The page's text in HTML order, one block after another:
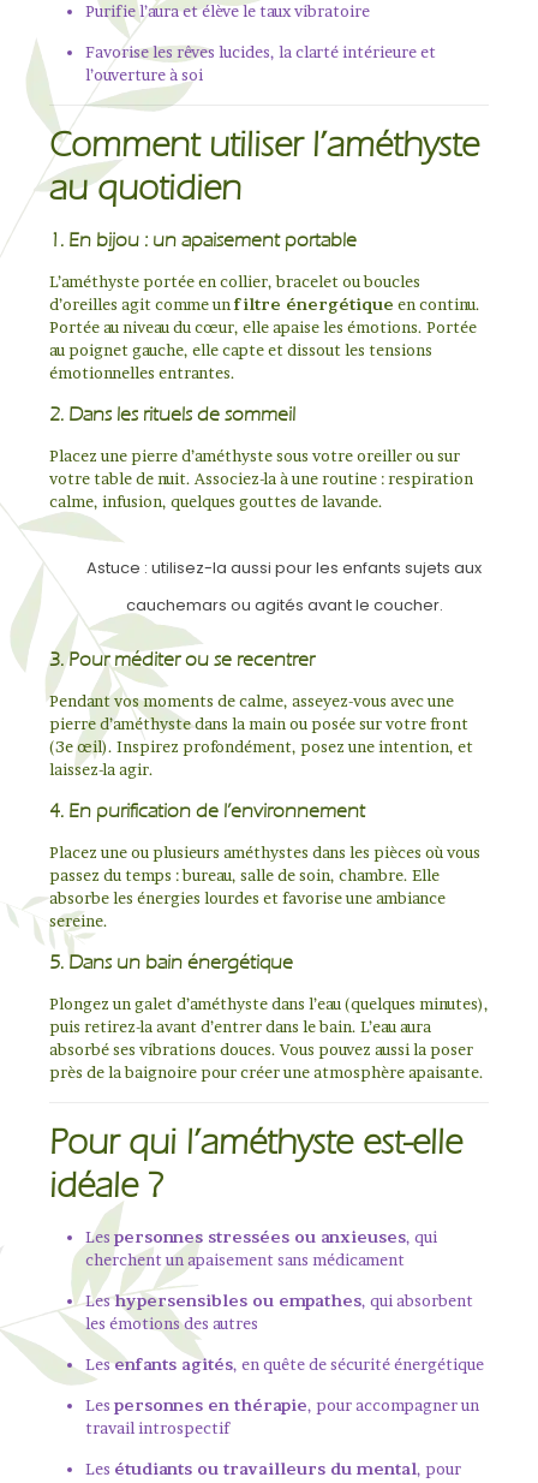
Purifie l’aura et élève le taux vibratoire
Favorise les rêves lucides, la clarté intérieure et
l’ouverture à soi
Comment utiliser l’améthyste
au quotidien
1. En bijou : un apaisement portable
L’améthyste portée en collier, bracelet ou boucles
d’oreilles agit comme un filtre énergétique en continu.
Portée au niveau du cœur, elle apaise les émotions. Portée
au poignet gauche, elle capte et dissout les tensions
émotionnelles entrantes.
2. Dans les rituels de sommeil
Placez une pierre d’améthyste sous votre oreiller ou sur
votre table de nuit. Associez-la à une routine : respiration
calme, infusion, quelques gouttes de lavande.
Astuce : utilisez-la aussi pour les enfants sujets aux
cauchemars ou agités avant le coucher.
3. Pour méditer ou se recentrer
Pendant vos moments de calme, asseyez-vous avec une
pierre d’améthyste dans la main ou posée sur votre front
(3e œil). Inspirez profondément, posez une intention, et
laissez-la agir.
4. En purification de l’environnement
Placez une ou plusieurs améthystes dans les pièces où vous
passez du temps : bureau, salle de soin, chambre. Elle
absorbe les énergies lourdes et favorise une ambiance
sereine.
5. Dans un bain énergétique
Plongez un galet d’améthyste dans l’eau (quelques minutes),
puis retirez-la avant d’entrer dans le bain. L’eau aura
absorbé ses vibrations douces. Vous pouvez aussi la poser
près de la baignoire pour créer une atmosphère apaisante.
Pour qui l’améthyste est-elle
idéale ?
Les personnes stressées ou anxieuses, qui
cherchent un apaisement sans médicament
Leshypersensibles ou empathes, qui absorbent
les émotions des autres
Lesenfants agités, en quête de sécurité énergétique
Les personnes en thérapie, pour accompagner un
travail introspectif
Les étudiants ou travailleurs du mental, pour